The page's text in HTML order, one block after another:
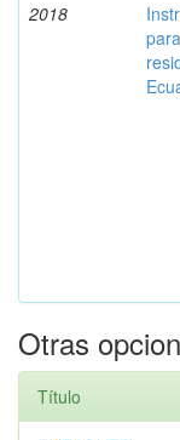
2018
Otras
Título